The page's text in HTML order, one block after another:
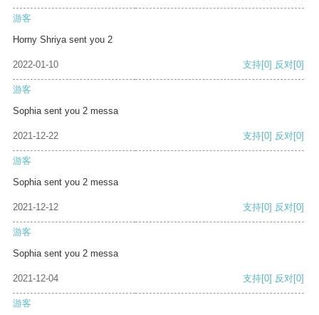
游客
Horny Shriya sent you 2
2022-01-10 支持[0] 反对[0]
游客
Sophia sent you 2 messa
2021-12-22 支持[0] 反对[0]
游客
Sophia sent you 2 messa
2021-12-12 支持[0] 反对[0]
游客
Sophia sent you 2 messa
2021-12-04 支持[0] 反对[0]
游客